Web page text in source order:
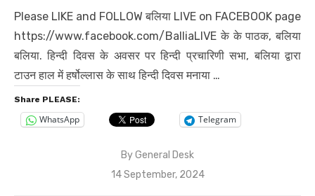
Please LIKE and FOLLOW बलिया LIVE on FACEBOOK page
https://www.facebook.com/BalliaLIVE के के पाठक, बलिया
बलिया. हिन्दी दिवस के अवसर पर हिन्दी प्रचारिणी सभा, बलिया द्वारा
टाउन हाल में हर्षोल्लास के साथ हिन्दी दिवस मनाया …
Share PLEASE:
WhatsApp Telegram
ByGeneral Desk
Posted
14 September, 2024